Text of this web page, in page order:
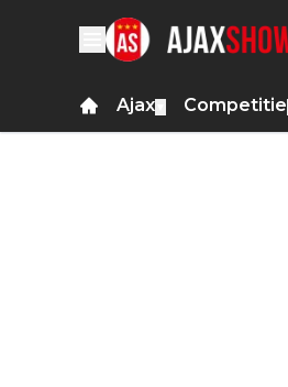
Ajax Competitie